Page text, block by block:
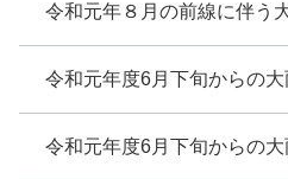
令和元年８月の前線に伴う
令和元年度6月下旬からの大
令和元年度6月下旬からの大